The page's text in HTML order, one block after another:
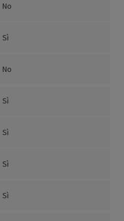
No
Sì
No
Sì
Sì
Sì
Sì